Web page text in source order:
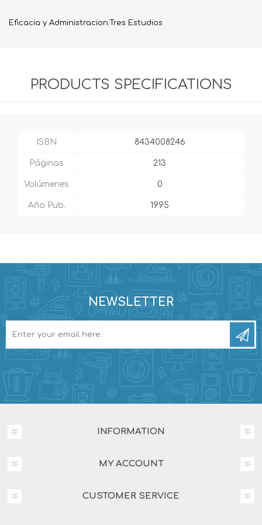
Eficacia y Administracion.Tres Estudios
PRODUCTS SPECIFICATIONS
ISBN 8434008246
Páginas 213
Volúmenes 0
Año Pub. 1995
NEWSLETTER
INFORMATION
MY ACCOUNT
CUSTOMER SERVICE